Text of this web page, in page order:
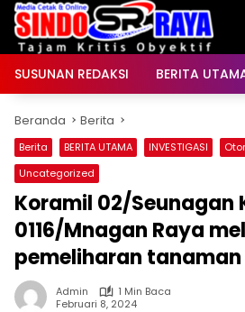
Langsung
konten
SUSUNAN REDAKSI
BERITA
Beranda Berita
Berita BERITA UTAMA INVESTIGASI
Uncategorized
Koramil 02/Seunagan
0116/Mnagan Raya
pemeliharan
Admin
1 Min Baca
Februari 8, 2024